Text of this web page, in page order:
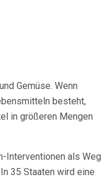
Gemüse. Wenn
besteht,
in größeren Mengen
Interventionen als Weg
35 Staaten wird eine